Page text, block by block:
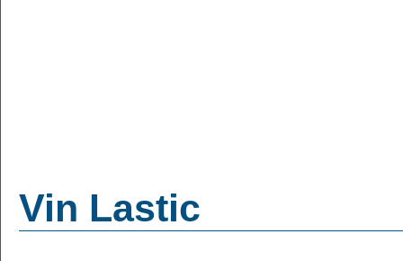
Vin Lastic